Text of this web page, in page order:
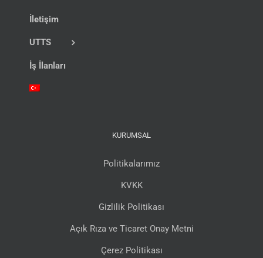
İletişim
UTTS
İş İlanları
KURUMSAL
Politikalarımız
KVKK
Gizlilik Politikası
Açık Rıza ve Ticaret Onay Metni
Çerez Politikası